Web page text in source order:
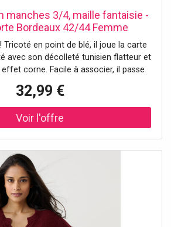
manches 3/4, maille fantaisie -
Bordeaux 42/44 Femme
Tricoté en point de blé, il joue la carte
avec son décolleté tunisien flatteur et
corne. Facile à associer, il passe
toute l’année ! Taille• Longueur 62 cm
Maille fantaisie 100%
Maille en point de blé• Col tunisien
corne• Manches 3/4 animées d'un pli
Base droite
32,99 €